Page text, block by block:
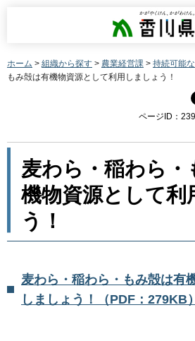
香川県
ホーム > 組織から探す > 農業経営課 > 持続可能
もみ殻は有機物資源として利用しましょう！
ページID：
麦わら・稲わら・
機物資源として利
う！
麦わら・稲わら・もみ殻は有
しましょう！（PDF：279KB）